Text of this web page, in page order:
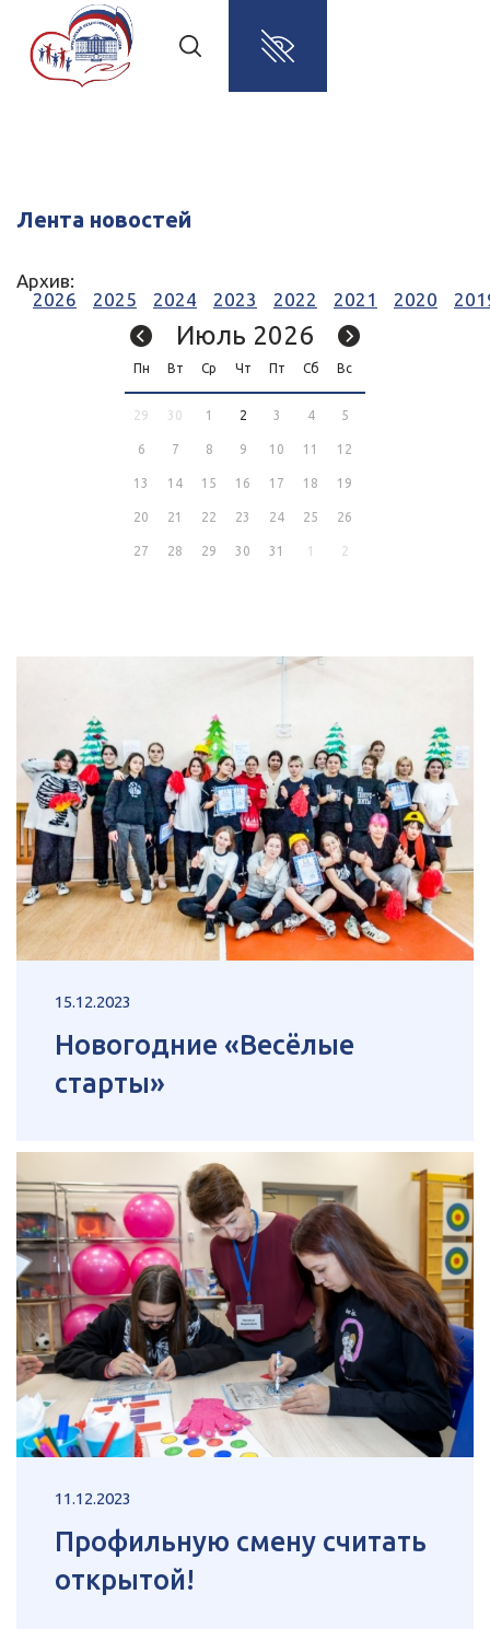
Лента новостей
Архив:
2026
2025 2024 2023 2022 2021 2020
Июль 2026
Пн Вт Ср Чт Пт Сб Вс
29 30 1 2 3 4 5
6 7 8 9 10 11 12
13 14 15 16 17 18 19
20 21 22 23 24 25 26
27 28 29 30 31 1 2
15.12.2023
Новогодние «Весёлые
старты»
11.12.2023
Профильную смену считать
открытой!